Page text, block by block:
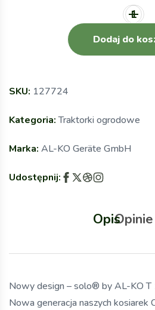
Dodaj do
SKU: 127724
Kategoria:Traktorki ogrodowe
Marka: AL-KO Geräte GmbH
Udostępnij:
Opis
Nowy design – solo® by AL-KO
Nowa generacja naszych